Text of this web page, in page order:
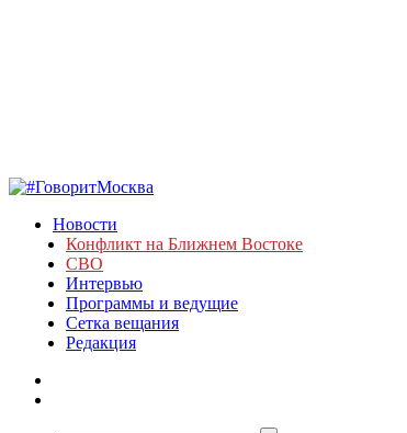
Новости
Конфликт на Ближнем Востоке
СВО
Интервью
Программы и ведущие
Сетка вещания
Редакция